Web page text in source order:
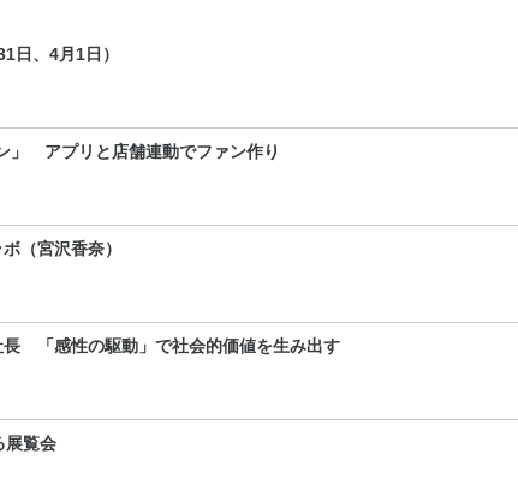
日、4月1日）
」 アプリと店舗連動でファン作り
（宮沢香奈）
長 「感性の駆動」で社会的価値を生み出す
展覧会